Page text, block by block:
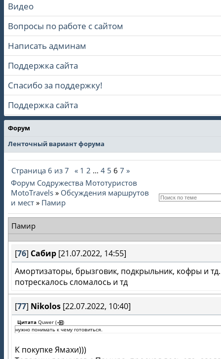
Видео
Вопросы по работе с сайтом
Написать админам
Поддержка сайта
Спасибо за поддержку!
Поддержка сайта
Форум
Ленточный вариант форума
Страница 6 из 7 « 1 2 … 4 5 6 7 »
Форум Содружества Мототуристов
MotoTravels » Обсуждения маршрутов
и мест » Памир
Памир
[76] Сабир [21.07.2022, 14:55]
Амортизаторы, брызговик, подкрыльник, кофры и
потрескалось сломалось и тд
[77] Nikolos [22.07.2022, 10:40]
Цитата Quwer (
)
нужно понимать к чему готовиться.
К покупке Ямахи)))